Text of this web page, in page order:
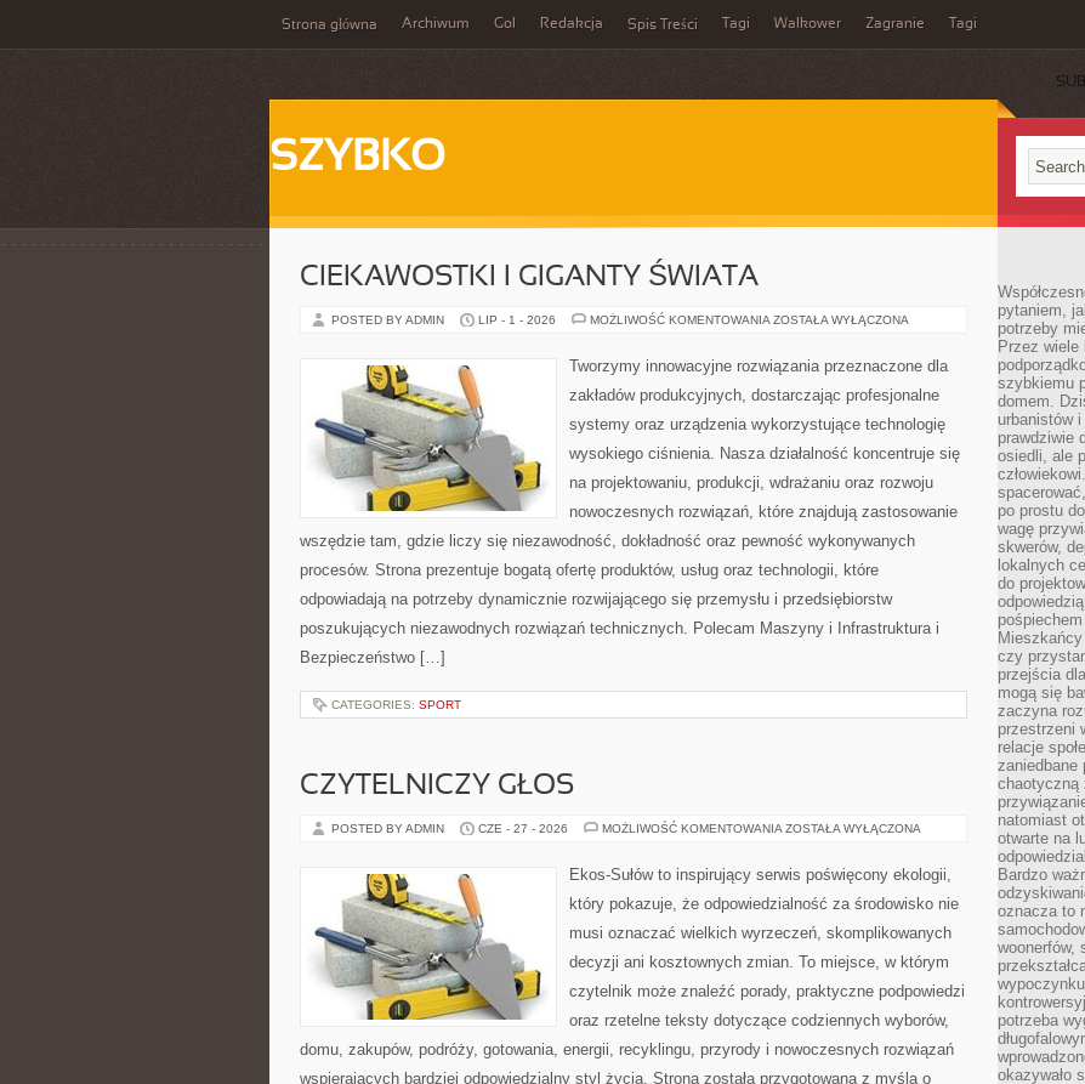
Strona główna Archiwum Gol Redakcja Spis Treści Tagi Walkower Zagranie Tagi
SZYBKO
CIEKAWOSTKI I GIGANTY ŚWIATA
POSTED BY ADMIN LIP - 1 - 2026 MOŻLIWOŚĆ KOMENTOWANIA CIEKAWOSTKI
ŚWIATA
ZOSTAŁA WYŁĄCZONA
Tworzymy innowacyjne rozwiązania przeznaczone dla
zakładów produkcyjnych, dostarczając profesjonalne
systemy oraz urządzenia wykorzystujące technologię
wysokiego ciśnienia. Nasza działalność koncentruje się
na projektowaniu, produkcji, wdrażaniu oraz rozwoju
nowoczesnych rozwiązań, które znajdują zastosowanie
wszędzie tam, gdzie liczy się niezawodność, dokładność oraz pewność wykonywanych
procesów. Strona prezentuje bogatą ofertę produktów, usług oraz technologii, które
odpowiadają na potrzeby dynamicznie rozwijającego się przemysłu i przedsiębiorstw
poszukujących niezawodnych rozwiązań technicznych. Polecam Maszyny i Infrastruktura i
Bezpieczeństwo […]
CATEGORIES: SPORT
CZYTELNICZY GŁOS
POSTED BY ADMIN CZE - 27 - 2026 MOŻLIWOŚĆ KOMENTOWANIA CZYTELNICZY
ZOSTAŁA WYŁĄCZONA
Ekos-Sułów to inspirujący serwis poświęcony ekologii,
który pokazuje, że odpowiedzialność za środowisko nie
musi oznaczać wielkich wyrzeczeń, skomplikowanych
decyzji ani kosztownych zmian. To miejsce, w którym
czytelnik może znaleźć porady, praktyczne podpowiedzi
oraz rzetelne teksty dotyczące codziennych wyborów,
domu, zakupów, podróży, gotowania, energii, recyklingu, przyrody i nowoczesnych rozwiązań
wspierających bardziej odpowiedzialny styl życia. Strona została przygotowana z myślą o
pytaniem,
potrzeby
Przez wiele
szybkiemu
domem.
urbanistów
prawdziwie
osiedli, ale
po prostu
wagę
skwerów,
lokalnych
do
czy
przejścia
mogą się
zaczyna
przestrzeni
relacje
zaniedbane
chaotyczną
natomiast
otwarte na
Bardzo
oznacza to
woonerfów,
potrzeba
okazywało